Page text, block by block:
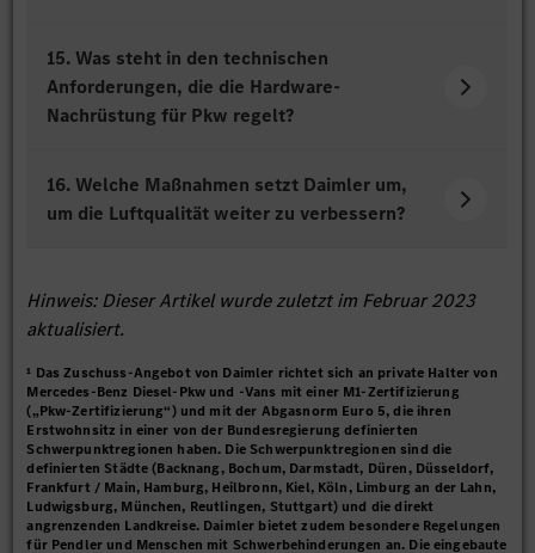
15. Was steht in den technischen
Anforderungen, die die Hardware-
Nachrüstung für Pkw regelt?
16. Welche Maßnahmen setzt Daimler um,
um die Luftqualität weiter zu verbessern?
Hinweis: Dieser Artikel wurde zuletzt im Februar 2023
aktualisiert.
¹ Das Zuschuss-Angebot von Daimler richtet sich an private Halter von
Mercedes-Benz Diesel-Pkw und -Vans mit einer M1-Zertifizierung
(„Pkw-Zertifizierung“) und mit der Abgasnorm Euro 5, die ihren
Erstwohnsitz in einer von der Bundesregierung definierten
Schwerpunktregionen haben. Die Schwerpunktregionen sind die
definierten Städte (Backnang, Bochum, Darmstadt, Düren, Düsseldorf,
Frankfurt / Main, Hamburg, Heilbronn, Kiel, Köln, Limburg an der Lahn,
Ludwigsburg, München, Reutlingen, Stuttgart) und die direkt
angrenzenden Landkreise. Daimler bietet zudem besondere Regelungen
für Pendler und Menschen mit Schwerbehinderungen an. Die eingebaute